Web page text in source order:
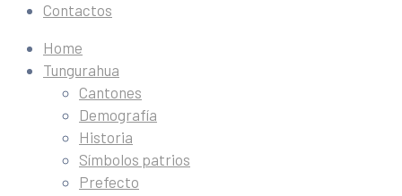
Contactos
Home
Tungurahua
Cantones
Demografía
Historia
Símbolos patrios
Prefecto